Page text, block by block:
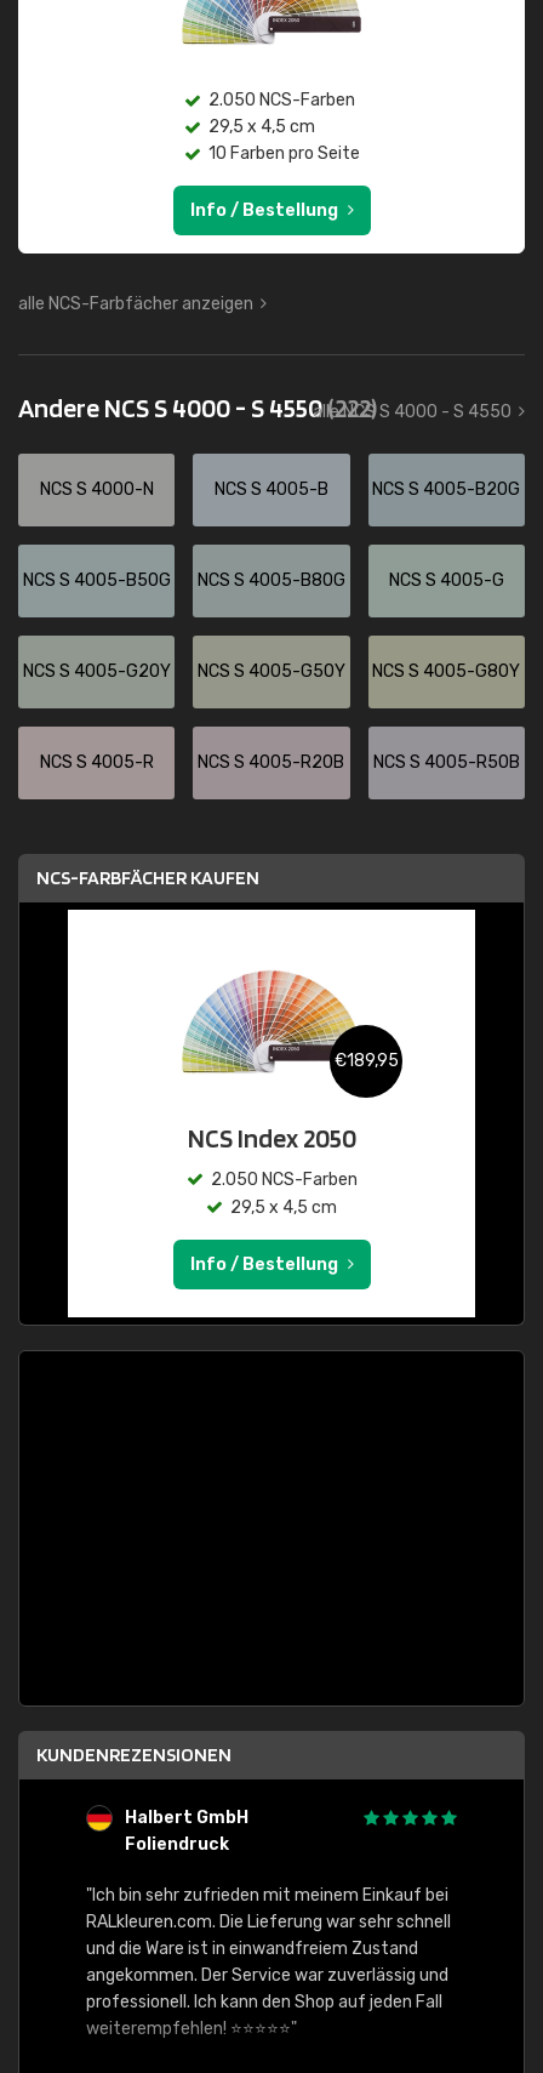
2.050 NCS-Farben
29,5 x 4,5 cm
10 Farben pro Seite
Info / Bestellung
alle NCS-Farbfächer anzeigen
Andere NCS S 4000 - S 4550(222)
alle NCS S 4000 - S 4550
NCS S 4000-N NCS S 4005-B NCS S 4005-B20G
NCS S 4005-B50G NCS S 4005-B80G NCS S 4005-G
NCS S 4005-G20Y NCS S 4005-G50Y NCS S 4005-G80Y
NCS S 4005-R NCS S 4005-R20B NCS S 4005-R50B
NCS-FARBFÄCHER KAUFEN
€189,95
NCS Index 2050
2.050 NCS-Farben
29,5 x 4,5 cm
Info / Bestellung
KUNDENREZENSIONEN
Halbert GmbH
Foliendruck
"Ich bin sehr zufrieden mit meinem Einkauf bei
RALkleuren.com. Die Lieferung war sehr schnell
und die Ware ist in einwandfreiem Zustand
angekommen. Der Service war zuverlässig und
professionell. Ich kann den Shop auf jeden Fall
weiterempfehlen! ⭐⭐⭐⭐⭐"